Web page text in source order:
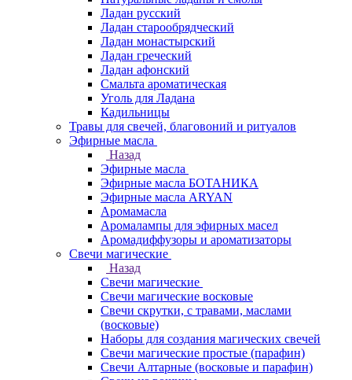
Ладан русский
Ладан старообрядческий
Ладан монастырский
Ладан греческий
Ладан афонский
Смальта ароматическая
Уголь для Ладана
Кадильницы
Травы для свечей, благовоний и ритуалов
Эфирные масла
Назад
Эфирные масла
Эфирные масла БОТАНИКА
Эфирные масла ARYAN
Аромамасла
Аромалампы для эфирных масел
Аромадиффузоры и ароматизаторы
Свечи магические
Назад
Свечи магические
Свечи магические восковые
Свечи скрутки, с травами, маслами
(восковые)
Наборы для создания магических свечей
Свечи магические простые (парафин)
Свечи Алтарные (восковые и парафин)